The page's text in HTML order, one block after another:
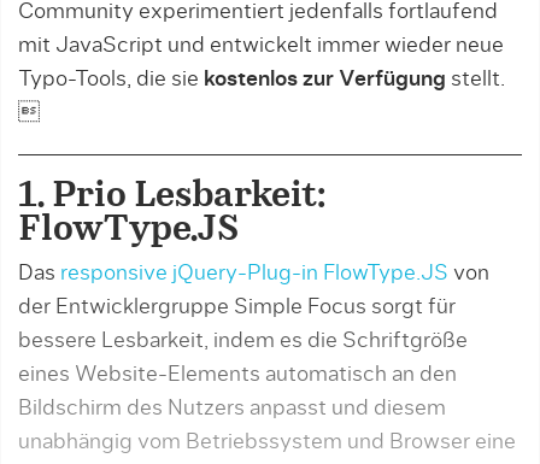
Commu­ni­ty experimentiert jedenfalls fortlaufend
mit JavaScript und entwickelt immer wieder neue
Typo-Tools, die sie kostenlos zur Verfügung stellt.

1. Prio Lesbarkeit:
FlowType.JS
Das responsive jQuery-Plug-in FlowType.JS von
der Entwicklergruppe Simple Focus sorgt für
bessere Lesbarkeit, indem es die Schriftgröße
eines Website-Elements automatisch an den
Bildschirm des Nutzers anpasst und diesem
unabhängig vom Betriebssystem und Browser eine